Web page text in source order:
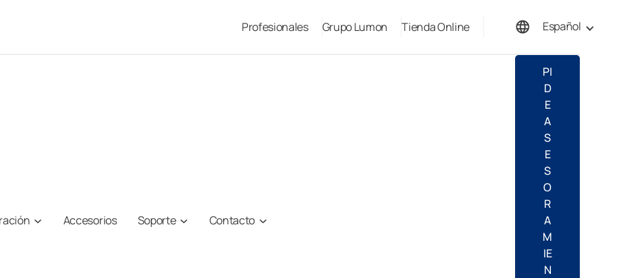
Profesionales Grupo Lumon Tienda Online
Español
Accesorios Soporte Contacto
PI
D
E
A
S
E
S
O
R
A
M
IE
N